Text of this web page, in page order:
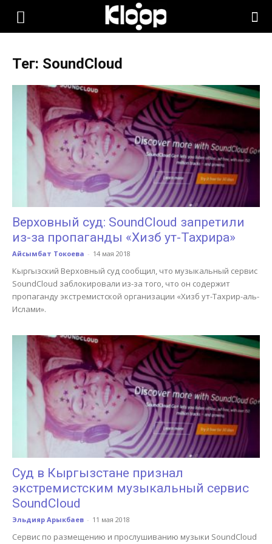
KLOOP.KG
Новости
Кыргызстана
Тег: SoundCloud
Верховный суд: SoundCloud запретили
из-за пропаганды «Хизб ут-Тахрира»
Айсымбат Токоева - 14 мая 2018
Кыргызский Верховный суд сообщил, что музыкальный сервис
SoundCloud заблокировали из-за того, что он содержит
пропаганду экстремистской организации «Хизб ут-Тахрир-аль-
Ислами».
Суд в Кыргызстане признал
экстремистским музыкальный сервис
SoundCloud
Эльдияр Арыкбаев - 11 мая 2018
Сервис по размещению и прослушиванию музыки SoundCloud